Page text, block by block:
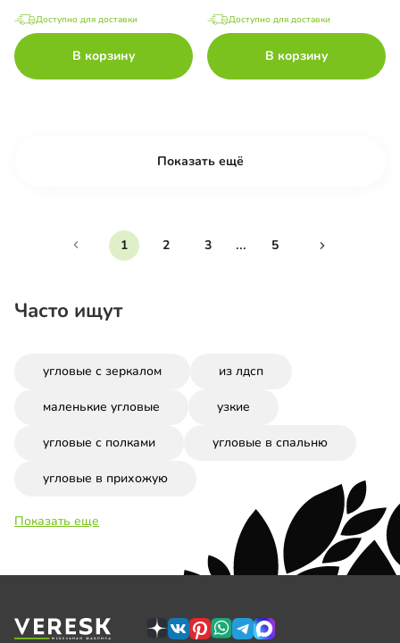
Доступно для доставки
В корзину
Доступно для доставки
В корзину
Показать ещё
1 2 3 ... 5
Часто ищут
угловые с зеркалом из лдсп
маленькие угловые узкие
угловые с полками угловые в спальню
угловые в прихожую
Показать еще